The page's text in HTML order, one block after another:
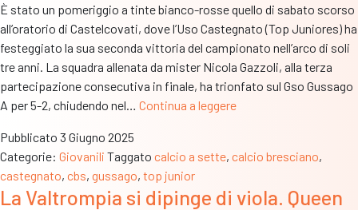
È stato un pomeriggio a tinte bianco-rosse quello di sabato scorso
all’oratorio di Castelcovati, dove l’Uso Castegnato (Top Juniores) ha
festeggiato la sua seconda vittoria del campionato nell’arco di soli
tre anni. La squadra allenata da mister Nicola Gazzoli, alla terza
partecipazione consecutiva in finale, ha trionfato sul Gso Gussago
A per 5-2, chiudendo nel… Continua a leggereCampionato
Castegnato
il
Pubblicato 3 Giugno 2025
Categorie: Giovanili Taggato calcio a sette, calcio bresciano,
castegnato, cbs, gussago, top junior
La Valtrompia si dipinge di viola. Queen